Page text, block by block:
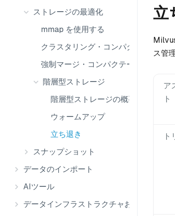
ストレージの最適化
mmap を使用する
クラスタリング・コンパクテーション
強制マージ・コンパクテーション
階層型ストレージ
階層型ストレージの概要
ウォームアップ
立ち退き
スナップショット
データのインポート
AIツール
データインフラストラクチャおよび統合
立
ス管
ア
ト
ト